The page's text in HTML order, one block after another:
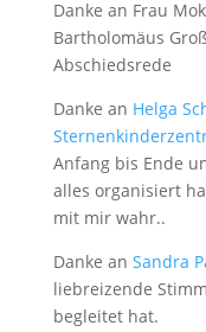
Danke an Frau
Bartholomäus
Abschiedsrede
Danke an Helga
Anfang bis Ende
alles organisiert
mit mir wahr..
Danke an Sandra
liebreizende
begleitet hat.